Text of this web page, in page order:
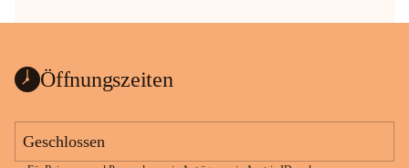
Öffnungszeiten
Geschlossen